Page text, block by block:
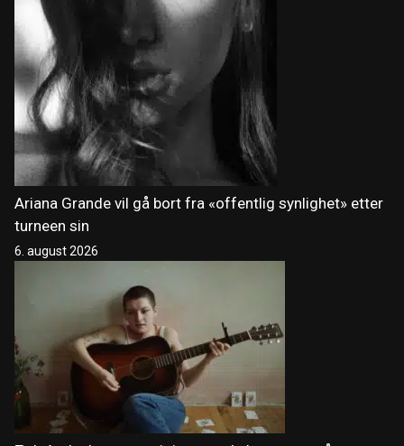
Ariana Grande vil gå bort fra «offentlig synlighet» etter
turneen sin
6. august 2026